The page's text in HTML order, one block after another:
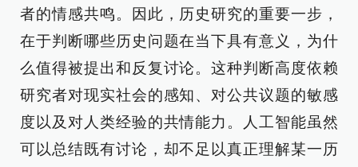
者的情感共鸣。因此，历史研究的重要一步，
在于判断哪些历史问题在当下具有意义，为什
么值得被提出和反复讨论。这种判断高度依赖
研究者对现实社会的感知、对公共议题的敏感
度以及对人类经验的共情能力。人工智能虽然
可以总结既有讨论，却不足以真正理解某一历